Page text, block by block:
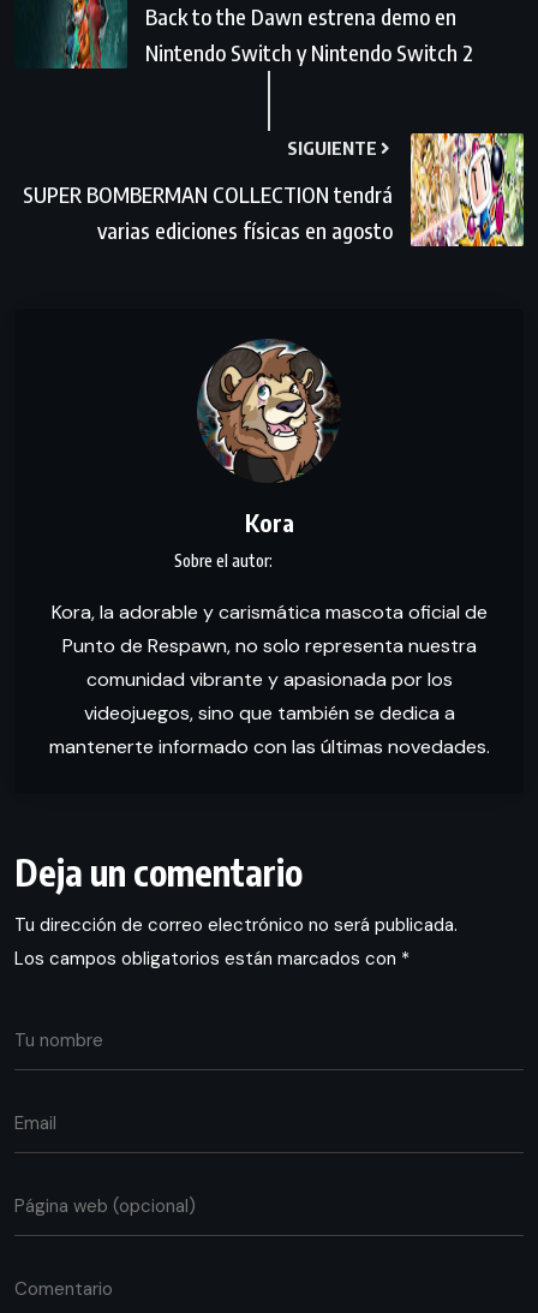
Back to the Dawn estrena demo en
Nintendo Switch y Nintendo Switch 2
SIGUIENTE
SUPER BOMBERMAN COLLECTION tendrá
varias ediciones físicas en agosto
Kora
Kora, la adorable y carismática mascota oficial de
Punto de Respawn, no solo representa nuestra
comunidad vibrante y apasionada por los
videojuegos, sino que también se dedica a
mantenerte informado con las últimas novedades.
Deja un comentario
Tu dirección de correo electrónico no será publicada.
Los campos obligatorios están marcados con *